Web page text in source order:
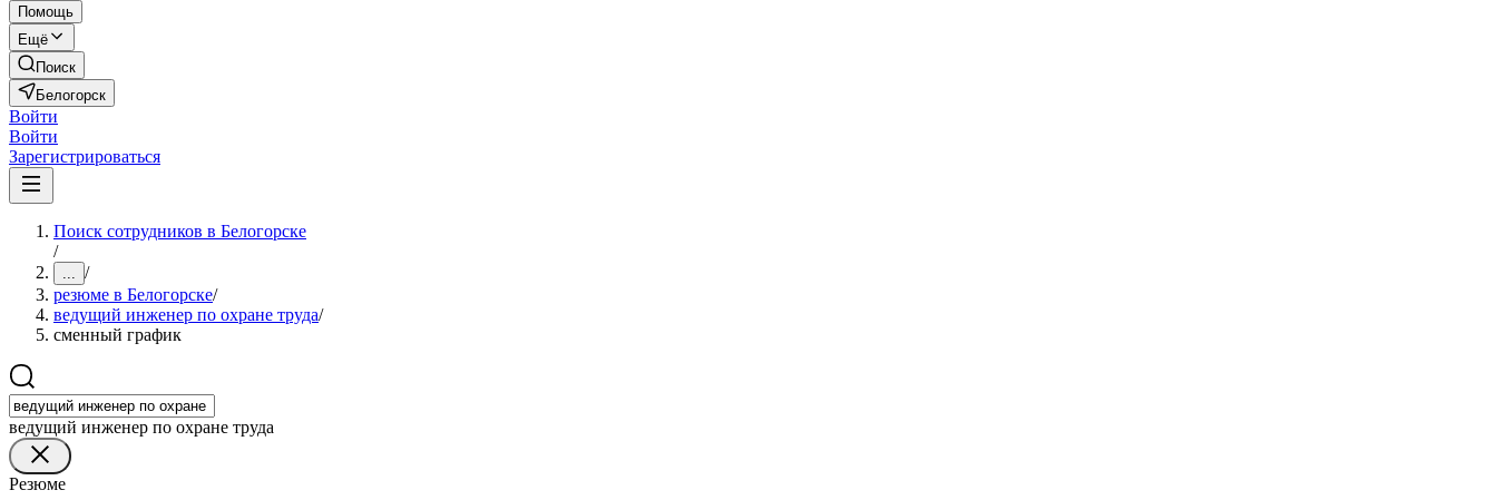
Помощь
Ещё
Поиск
Белогорск
Войти
Войти
Зарегистрироваться
Поиск сотрудников в Белогорске
/
... /
резюме в Белогорске/
ведущий инженер по охране труда/
сменный график
ведущий инженер по охране труда
Резюме